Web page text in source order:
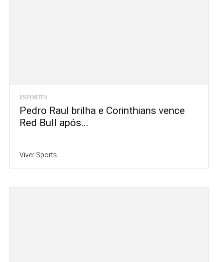
ESPORTES
Pedro Raul brilha e Corinthians vence
Red Bull após...
Viver Sports